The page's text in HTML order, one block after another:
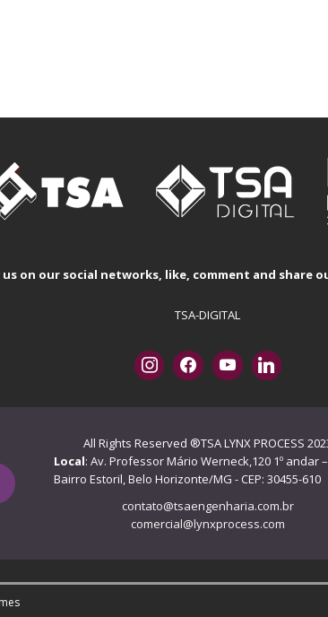
us on our social networks, like, comment and share
TSA-DIGITAL
All Rights Reserved ®TSA LYNX PROCESS
Local: Av. Professor Mário Werneck,120 1º andar –
Bairro Estoril, Belo Horizonte/MG - CEP: 30455-610
contato@tsaengenharia.com.br
comercial@lynxprocess.com